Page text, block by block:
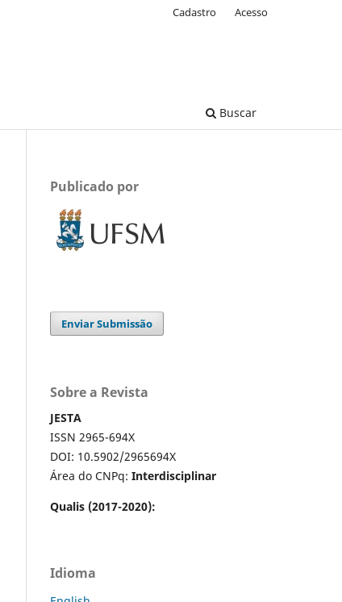
Buscar
Cadastro Acesso
Publicado por
Enviar Submissão
Sobre a Revista
JESTA
ISSN 2965-694X
DOI: 10.5902/2965694X
Área do CNPq: Interdisciplinar
Qualis (2017-2020):
Idioma